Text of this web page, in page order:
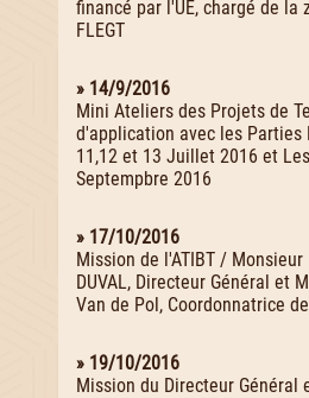
financé par l'UE, chargé de la
FLEGT
» 14/9/2016
Mini Ateliers des Projets de
d'application avec les Parties
11,12 et 13 Juillet 2016 et
Septempbre 2016
» 17/10/2016
Mission de l'ATIBT / Monsieur
DUVAL, Directeur Général et
Van de Pol, Coordonnatrice
» 19/10/2016
Mission du Directeur Général